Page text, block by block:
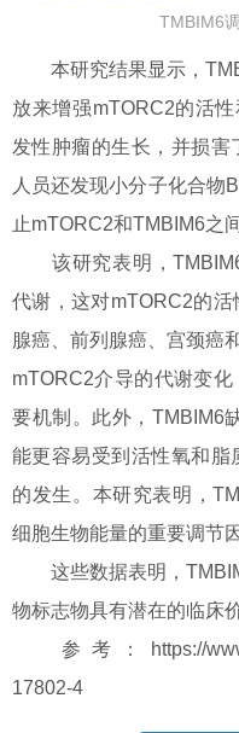
TMBIM6
本研究结果显示，
放来增强mTORC2的活
发性肿瘤的生长，并损
人员还发现小分子化合物
止mTORC2和TMBIM6之
该研究表明，TMBIM6
代谢，这对mTORC2的
腺癌、前列腺癌、宫颈癌
mTORC2介导的代谢变
要机制。此外，TMBIM6
能更容易受到活性氧和
的发生。本研究表明，
细胞生物能量的重要调节因
这些数据表明，
物标志物具有潜在的临床价
参考：https://
17802-4